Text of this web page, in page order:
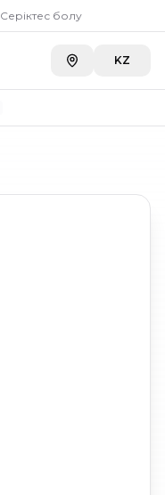
Серіктес болу
KZ